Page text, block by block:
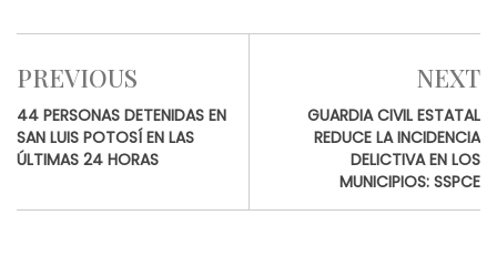
PREVIOUS
44 PERSONAS DETENIDAS EN
SAN LUIS POTOSÍ EN LAS
ÚLTIMAS 24 HORAS
NEXT
GUARDIA CIVIL ESTATAL
REDUCE LA INCIDENCIA
DELICTIVA EN LOS
MUNICIPIOS: SSPCE